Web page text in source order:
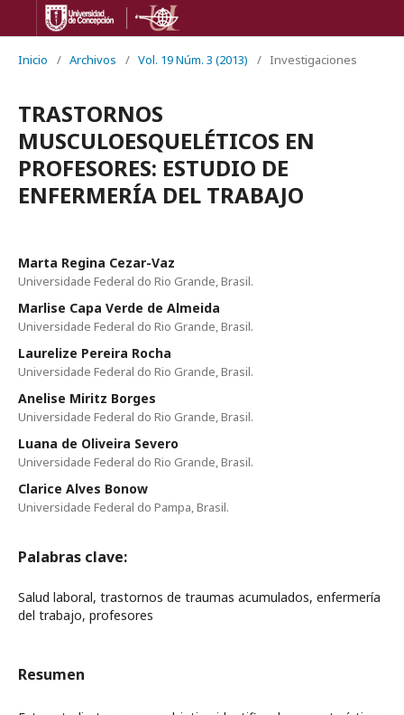
Inicio / Archivos / Vol. 19 Núm. 3 (2013) / Investigaciones
TRASTORNOS
MUSCULOESQUELÉTICOS EN
PROFESORES: ESTUDIO DE
ENFERMERÍA DEL TRABAJO
Marta Regina Cezar-Vaz
Universidade Federal do Rio Grande, Brasil.
Marlise Capa Verde de Almeida
Universidade Federal do Rio Grande, Brasil.
Laurelize Pereira Rocha
Universidade Federal do Rio Grande, Brasil.
Anelise Miritz Borges
Universidade Federal do Rio Grande, Brasil.
Luana de Oliveira Severo
Universidade Federal do Rio Grande, Brasil.
Clarice Alves Bonow
Universidade Federal do Pampa, Brasil.
Palabras clave:
Salud laboral, trastornos de traumas acumulados, enfermería
del trabajo, profesores
Resumen